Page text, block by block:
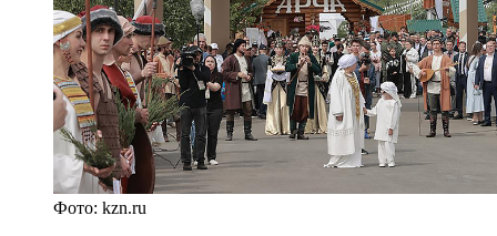
Фото: kzn.ru